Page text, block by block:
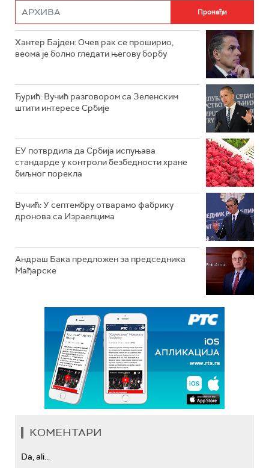
Хантер Бајден: Очев рак се проширио,
веома је болно гледати његову борбу
Ђурић: Вучић разговором са Зеленским
штити интересе Србије
ЕУ потврдила да Србија испуњава
стандарде у контроли безбедности хране
биљног порекла
Вучић: У септембру отварамо фабрику
дронова са Израелцима
Андраш Бакa предложен за председника
Мађарске
КОМЕНТАРИ
Da, ali...